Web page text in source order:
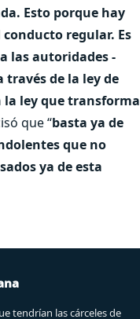
Esto porque hay
regular. Es
las autoridades -
de la ley de
la ley que transforma
que “basta ya de
que no
ya de esta
tendrían las cárceles de